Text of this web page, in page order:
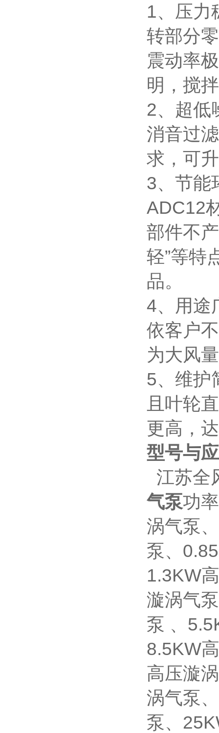
1、压力
转部分
震动率
明，搅
2、超低
消音过
求，可
3、节能
ADC12
部件不
轻”等特
品。
4、用途
依客户
为大风
5、维护
且叶轮
更高，
型号与
江苏全
气泵功
涡气泵
泵、
1.3KW
漩涡气
泵 、
8.5KW
高压漩
涡气泵
泵、